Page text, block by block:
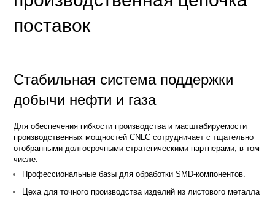
поставок
Стабильная система поддержки
добычи нефти и газа
Для обеспечения гибкости производства и масштабируемости
производственных мощностей CNLC сотрудничает с тщательно
отобранными долгосрочными стратегическими партнерами, в том
числе:
Профессиональные базы для обработки SMD-компонентов.
Цеха для точного производства изделий из листового металла